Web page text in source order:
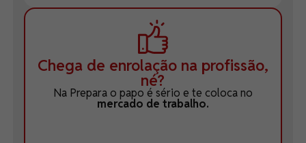
Chega de enrolação na profissão,
né?
Na Prepara o papo é sério e te coloca no
mercado de trabalho.